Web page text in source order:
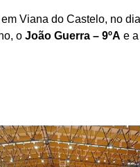
Viana do Castelo, no
o João Guerra – 9ºA e a